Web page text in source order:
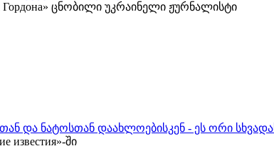
Гордона» ცნობილი უკრაინელი ჟურნალისტი
და ნატოსთან დაახლოებისკენ - ეს ორი
ში